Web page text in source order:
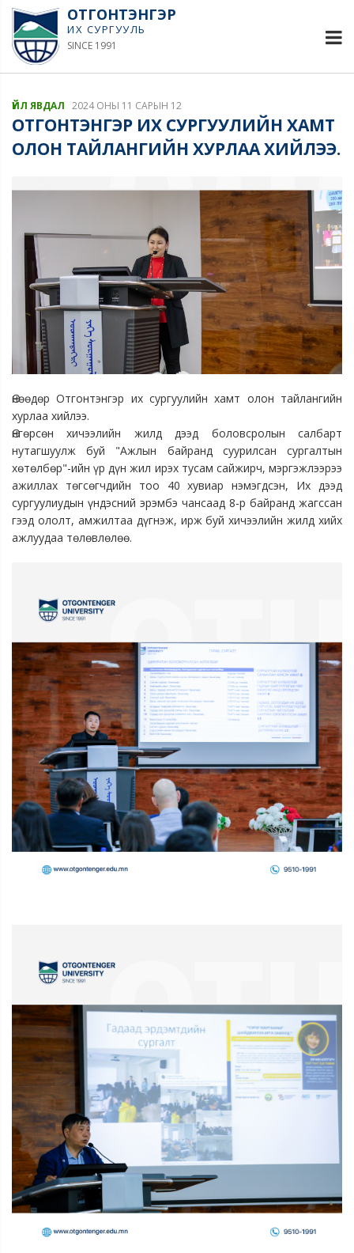
ОТГОНТЭНГЭР
ИХ СУРГУУЛЬ
SINCE 1991
ҮЙЛ ЯВДАЛ 2024 ОНЫ 11 САРЫН 12
ОТГОНТЭНГЭР ИХ СУРГУУЛИЙН ХАМТ
ОЛОН ТАЙЛАНГИЙН ХУРЛАА ХИЙЛЭЭ.
Өнөөдөр Отгонтэнгэр их сургуулийн хамт олон тайлангийн
хурлаа хийлээ.
Өнгөрсөн хичээлийн жилд дээд боловсролын салбарт
нутагшуулж буй "Ажлын байранд суурилсан сургалтын
хөтөлбөр"-ийн үр дүн жил ирэх тусам сайжирч, мэргэжлээрээ
ажиллах төгсөгчдийн тоо 40 хувиар нэмэгдсэн, Их дээд
сургуулиудын үндэсний эрэмбэ чансаад 8-р байранд жагссан
гээд ололт, амжилтаа дүгнэж, ирж буй хичээлийн жилд хийх
ажлуудаа төлөвлөлөө.